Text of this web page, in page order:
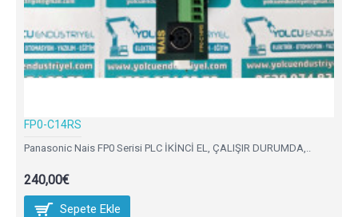
FP0-C14RS
Panasonic Nais FP0 Serisi PLC İKİNCİ EL, ÇALIŞIR DURUMDA,..
240,00€
Sepete Ekle